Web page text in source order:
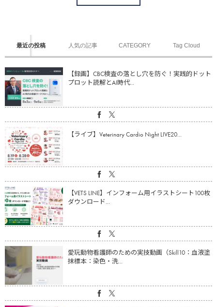
最近の投稿 人気の記事 CATEGORY Tag Cloud
【録画】CBC検査の落とし穴を防ぐ！実践的ドット
プロット読解とAI時代...
【ライブ】Veterinary Cardio Night LIVE20...
【VETS LINE】インフォーム用イラストシート100枚
ダウンロード...
愛玩動物看護師のための実技動画（Skill10：血液塗
抹標本：染色・洗...